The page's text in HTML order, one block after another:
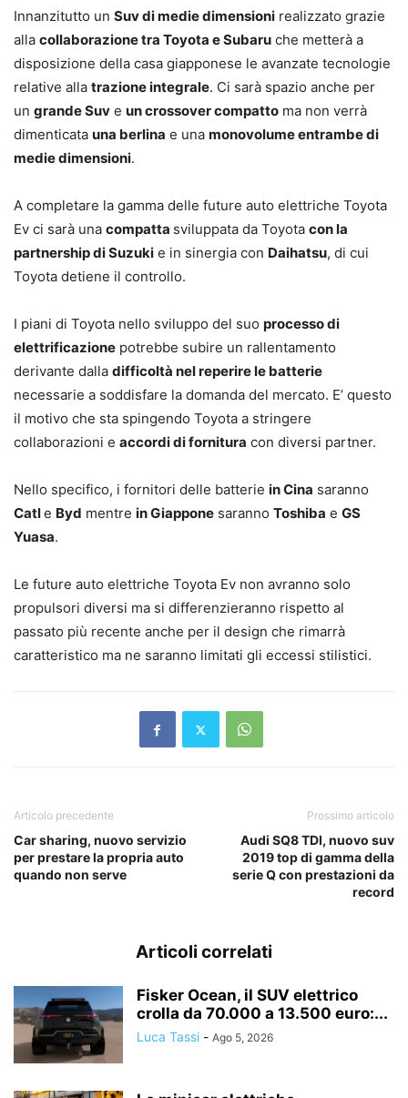
Innanzitutto un Suv di medie dimensioni realizzato grazie
alla collaborazione tra Toyota e Subaru che metterà a
disposizione della casa giapponese le avanzate tecnologie
relative alla trazione integrale. Ci sarà spazio anche per
un grande Suv e un crossover compatto ma non verrà
dimenticata una berlina e una monovolume entrambe di
medie dimensioni.
A completare la gamma delle future auto elettriche Toyota
Ev ci sarà una compatta sviluppata da Toyota con la
partnership di Suzuki e in sinergia con Daihatsu, di cui
Toyota detiene il controllo.
I piani di Toyota nello sviluppo del suo processo di
elettrificazione potrebbe subire un rallentamento
derivante dalla difficoltà nel reperire le batterie
necessarie a soddisfare la domanda del mercato. E’ questo
il motivo che sta spingendo Toyota a stringere
collaborazioni e accordi di fornitura con diversi partner.
Nello specifico, i fornitori delle batterie in Cina saranno
Catle Byd mentre in Giappone saranno Toshiba e GS
Yuasa.
Le future auto elettriche Toyota Ev non avranno solo
propulsori diversi ma si differenzieranno rispetto al
passato più recente anche per il design che rimarrà
caratteristico ma ne saranno limitati gli eccessi stilistici.
Articolo precedente
Car sharing, nuovo servizio
per prestare la propria auto
quando non serve
Prossimo articolo
Audi SQ8 TDI, nuovo suv
2019 top di gamma della
serie Q con prestazioni da
record
Articoli correlati
Fisker Ocean, il SUV elettrico
crolla da 70.000 a 13.500 euro:...
Luca Tassi - Ago 5, 2026